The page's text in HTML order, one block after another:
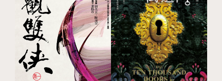
快節奏的情節推演、現代電影畫面式的靈活敘事，使得
整個時空皆隨著主角緊湊而生動地轉動起來；再加上獨
一無二的高手過招心戰爭鋒，無人能比的狂烈群戰，直
至百萬雄師的歷史血戰，更令讀者深深陷入其構築的武
俠世界裡。強烈而迷人的風格，不斷創新的武道，解構
第三十三章 迷途不返
第三十四章 統一草原
第三十五章 人心險詐
第三十六章 冤家路窄
第三十七章 撲朔迷離